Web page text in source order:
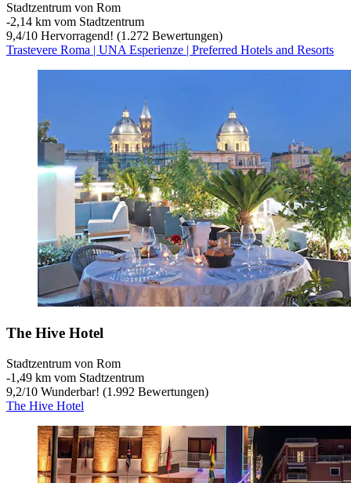
Stadtzentrum von Rom
‐2,14 km vom Stadtzentrum
9,4/10 Hervorragend! (1.272 Bewertungen)
Trastevere Roma | UNA Esperienze | Preferred Hotels and Resorts
The Hive Hotel
Stadtzentrum von Rom
‐1,49 km vom Stadtzentrum
9,2/10 Wunderbar! (1.992 Bewertungen)
The Hive Hotel